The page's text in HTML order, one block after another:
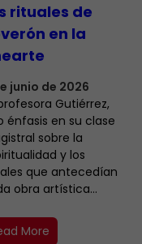
rituales de
en la
junio de 2026
Gutiérrez,
énfasis en su clase
sobre la
y los
que antecedían
obra artística…
More